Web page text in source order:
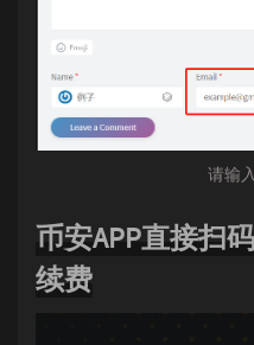
请输
币安APP直接扫
续费